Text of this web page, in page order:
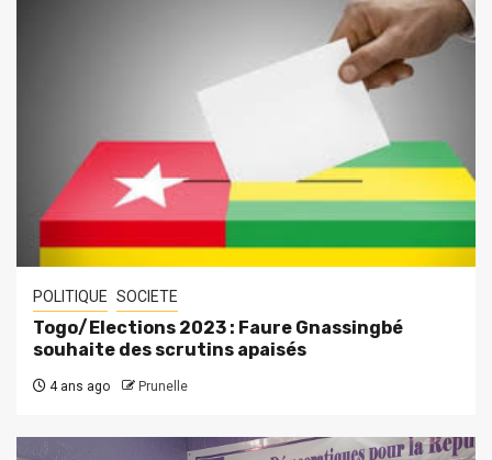
POLITIQUE SOCIETE
Togo/Elections 2023 : Faure Gnassingbé
souhaite des scrutins apaisés
4 ans ago Prunelle